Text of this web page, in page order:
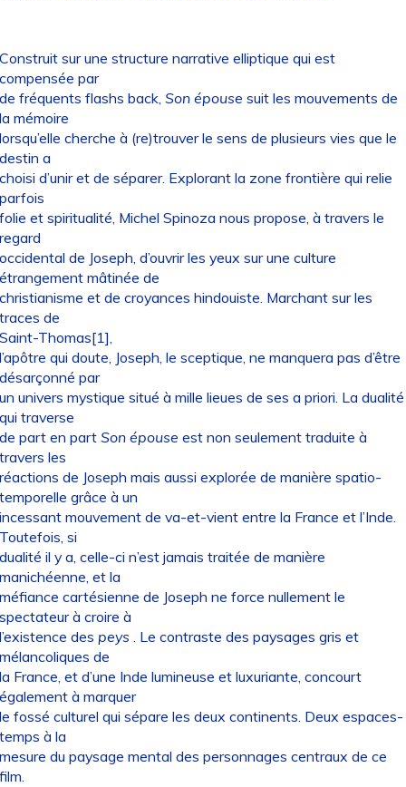
sur une structure narrative elliptique qui est
par
fréquents flashs back, Son épouse suit les mouvements de
mémoire
cherche à (re)trouver le sens de plusieurs vies que le
a
d’unir et de séparer. Explorant la zone frontière qui relie
et spiritualité, Michel Spinoza nous propose, à travers le
de Joseph, d’ouvrir les yeux sur une culture
mâtinée de
et de croyances hindouiste. Marchant sur les
de
Thomas[1],
qui doute, Joseph, le sceptique, ne manquera pas d’être
par
univers mystique situé à mille lieues de ses a priori. La dualité
traverse
part en part Son épouse est non seulement traduite à
les
de Joseph mais aussi explorée de manière spatio-
grâce à un
mouvement de va-et-vient entre la France et l’Inde.
si
il y a, celle-ci n’est jamais traitée de manière
et la
cartésienne de Joseph ne force nullement le
à croire à
des peys . Le contraste des paysages gris et
de
France, et d’une Inde lumineuse et luxuriante, concourt
à marquer
fossé culturel qui sépare les deux continents. Deux espaces-
à la
du paysage mental des personnages centraux de ce